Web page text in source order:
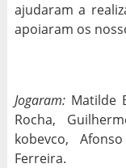
ajudaram a
apoiaram os
Jogaram:Matilde
Rocha,
kobevco,
Ferreira.